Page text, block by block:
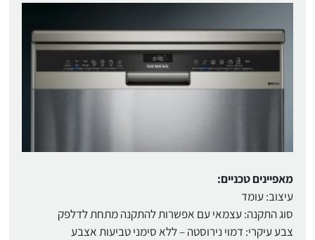
מאפיינים טכניים:
עיצוב: עומד
סוג התקנה: עצמאי עם אפשרות להתקנה מתחת לדלפק
צבע עיקרי: דמוי נירוסטה – ללא סימני טביעות אצבע